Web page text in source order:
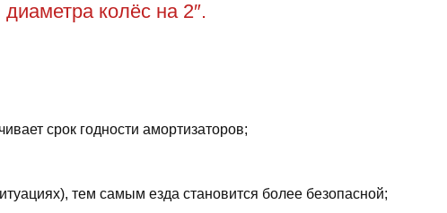
колёс на 2″.
срок годности амортизаторов;
тем самым езда становится более безопасной;